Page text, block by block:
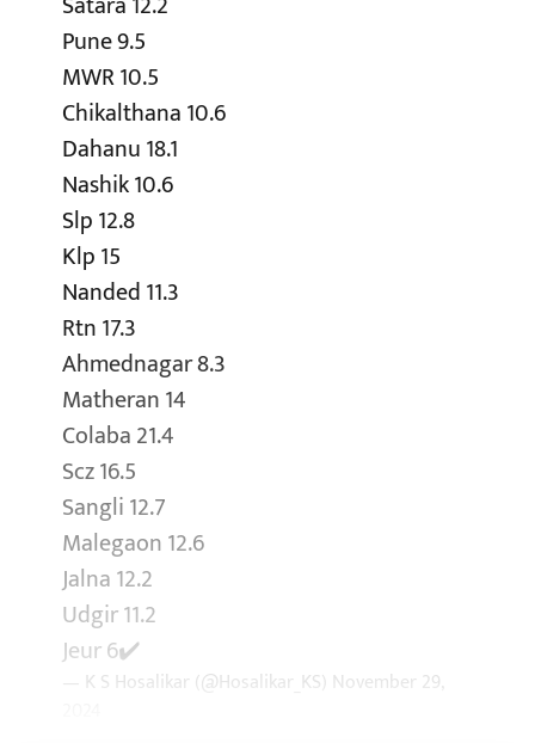
Pune 9.5
MWR 10.5
Chikalthana 10.6
Dahanu 18.1
Nashik 10.6
Slp 12.8
Klp 15
Nanded 11.3
Rtn 17.3
Ahmednagar 8.3
Matheran 14
Colaba 21.4
Scz 16.5
Sangli 12.7
Malegaon 12.6
Jalna 12.2
Udgir 11.2
Jeur 6✔️
— K S Hosalikar (@Hosalikar_KS) November 29,